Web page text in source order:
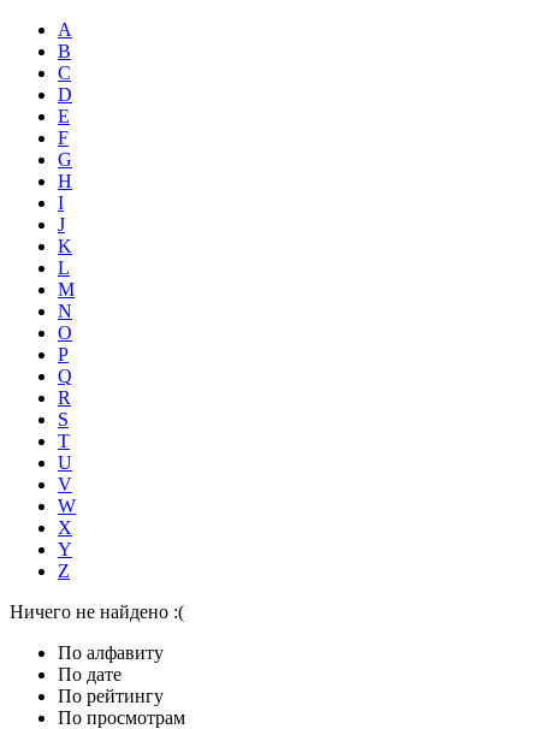
A
B
C
D
E
F
G
H
I
J
K
L
M
N
O
P
Q
R
S
T
U
V
W
X
Y
Z
Ничего не найдено :(
По алфавиту
По дате
По рейтингу
По просмотрам